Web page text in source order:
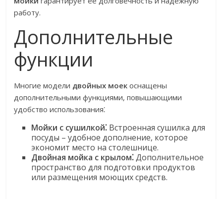
работу.
Дополнительные
функции
Многие модели двойных моек оснащены
дополнительными функциями, повышающими
удобство использования⁚
Мойки с сушилкой⁚ Встроенная сушилка для
посуды – удобное дополнение, которое
экономит место на столешнице.
Двойная мойка с крылом⁚Дополнительное
пространство для подготовки продуктов
или размещения моющих средств.